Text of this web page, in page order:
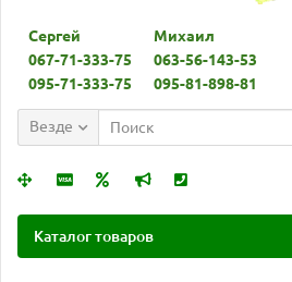
Сергей
067-71-333-75
095-71-333-75
Михаил
063-56-143-53
095-81-898-81
Везде
Каталог товаров